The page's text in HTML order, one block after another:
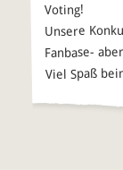
Voting!
Unsere
Fanbase-
Viel Spaß